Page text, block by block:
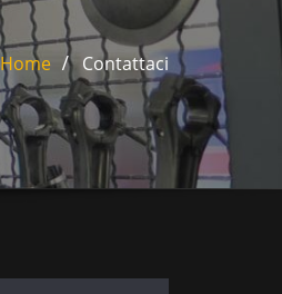
Home Contattaci